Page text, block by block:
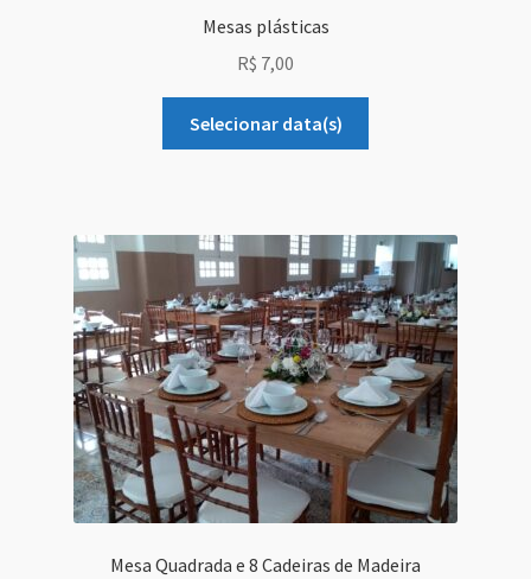
Mesas plásticas
R$ 7,00
Selecionar data(s)
Mesa Quadrada e 8 Cadeiras de Madeira